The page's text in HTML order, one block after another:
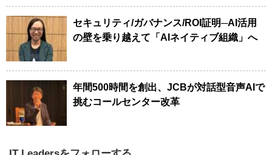
セキュリティ/ガバナンス/ROI証明─AI活用
の壁を乗り越えて「AIネイティブ組織」へ
年間500時間を創出、JCBが対話型音声AIで
挑むコールセンター改革